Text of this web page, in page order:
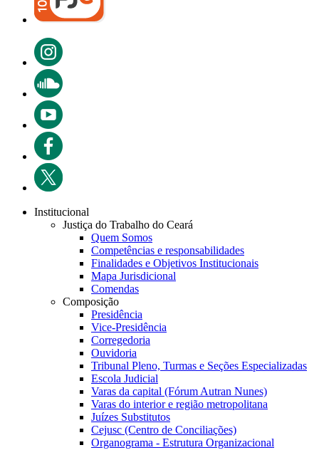
Institucional
Justiça do Trabalho do Ceará
Quem Somos
Competências e responsabilidades
Finalidades e Objetivos Institucionais
Mapa Jurisdicional
Comendas
Composição
Presidência
Vice-Presidência
Corregedoria
Ouvidoria
Tribunal Pleno, Turmas e Seções Especializadas
Escola Judicial
Varas da capital (Fórum Autran Nunes)
Varas do interior e região metropolitana
Juízes Substitutos
Cejusc (Centro de Conciliações)
Organograma - Estrutura Organizacional